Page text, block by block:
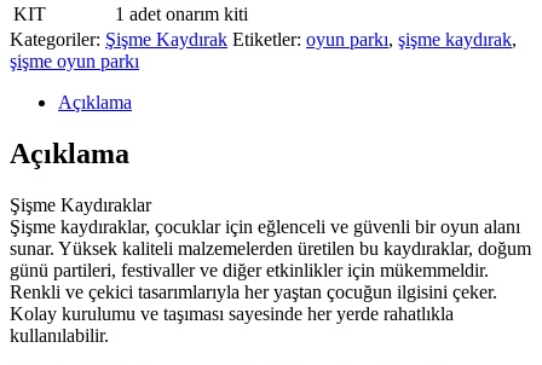
KIT
1 adet onarım kiti
Kategoriler: Şişme Kaydırak Etiketler: oyun parkı, şişme kaydırak,
şişme oyun parkı
Açıklama
Açıklama
Şişme Kaydıraklar
Şişme kaydıraklar, çocuklar için eğlenceli ve güvenli bir oyun alanı
sunar. Yüksek kaliteli malzemelerden üretilen bu kaydıraklar, doğum
günü partileri, festivaller ve diğer etkinlikler için mükemmeldir.
Renkli ve çekici tasarımlarıyla her yaştan çocuğun ilgisini çeker.
Kolay kurulumu ve taşıması sayesinde her yerde rahatlıkla
kullanılabilir.